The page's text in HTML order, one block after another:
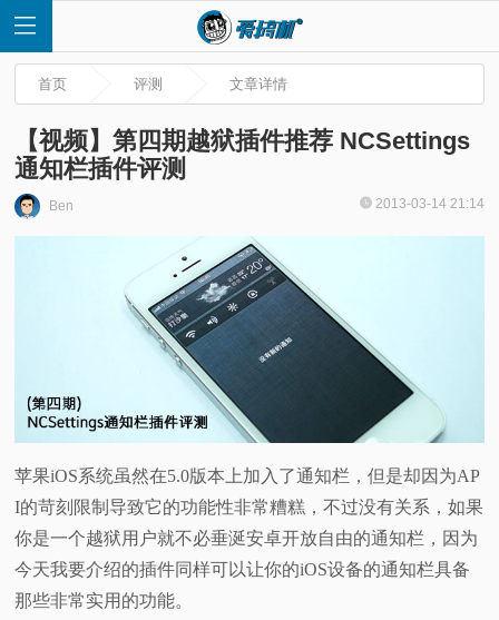
首
评
测
视
频
首页 评测 文章详情
【视频】第四期越狱插件推荐 NCSettings
通知栏插件评测
Ben 2013-03-14 21:14
苹果iOS系统虽然在5.0版本上加入了通知栏，但是却因为AP
I的苛刻限制导致它的功能性非常糟糕，不过没有关系，如果
你是一个越狱用户就不必垂涎安卓开放自由的通知栏，因为
今天我要介绍的插件同样可以让你的iOS设备的通知栏具备
那些非常实用的功能。